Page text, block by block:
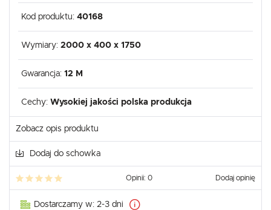
Kod produktu: 40168
Wymiary: 2000 x 400 x 1750
Gwarancja: 12 M
Cechy: Wysokiej jakości polska produkcja
Zobacz opis produktu
Dodaj do schowka
Opinii: 0 Dodaj opinię
Dostarczamy w: 2-3 dni